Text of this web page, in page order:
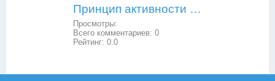
Принцип активности в образовании
Просмотры:
Всего комментариев: 0
Рейтинг: 0.0